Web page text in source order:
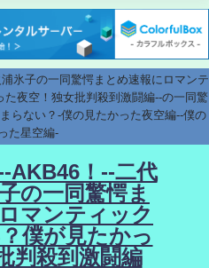
氷子の一同驚愕まとめ速報にロマンテ
た夜空！独女批判殺到激闘編--の一同驚
らない？-僕の見たかった夜空編--僕の
た星空編-
AKB46！--二代
の一同驚愕ま
マンティック
僕が見たかっ
判殺到激闘編